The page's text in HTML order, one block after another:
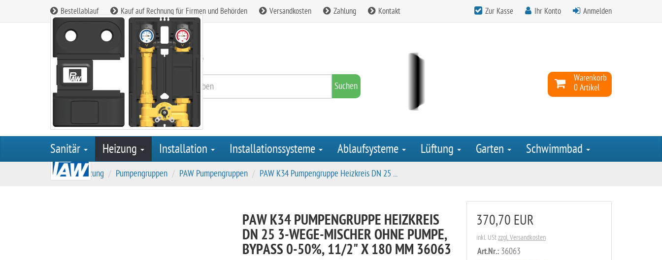
Bestellablauf Kauf auf Rechnung für Firmen und Behörden Versandkosten Zahlung Kontakt Zur Kasse Ihr Konto Anmelden
Kundenservice:
08165 / 90 85 260
Suchen
Warenkorb
0 Artikel
Sanitär Heizung Installation Installationssysteme Ablaufsysteme Lüftung Garten Schwimmbad
S
Heizung Pumpengruppen PAW Pumpengruppen PAW K34 Pumpengruppe Heizkreis DN 25 ...
370,70 EUR
inkl. UStzzgl. Versandkosten
Art.Nr.: 36063
PAW K34 PUMPENGRUPPE HEIZKREIS
DN 25 3-WEGE-MISCHER OHNE PUMPE,
BYPASS 0-50%, 11/2" X 180 MM 36063